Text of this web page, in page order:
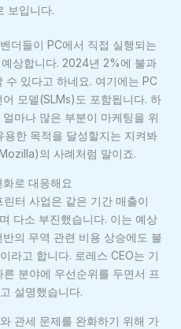
보입니다.
더들이 PC에서 직접 실행되는
상합니다. 2024년 2%에 불과
있다고 하네요. 여기에는 PC
모델(SLMs)도 포함됩니다. 하
마나 많은 부분이 마케팅을 위
한 목적을 달성할지는 지켜봐
의 사례처럼 말이죠.
로 대응해요
터 사업은 같은 기간 매출이
다소 부진했습니다. 이는 예상
의 무역 관련 비용 상승에도 불
라고 합니다. 로레스 CEO는 기
분야에 우선순위를 두면서 프
설명했습니다.
관세 문제를 완화하기 위해 가